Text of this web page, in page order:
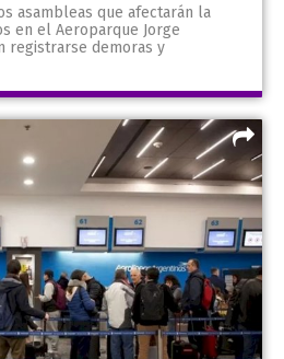
asambleas que afectarán la
en el Aeroparque Jorge
registrarse demoras y